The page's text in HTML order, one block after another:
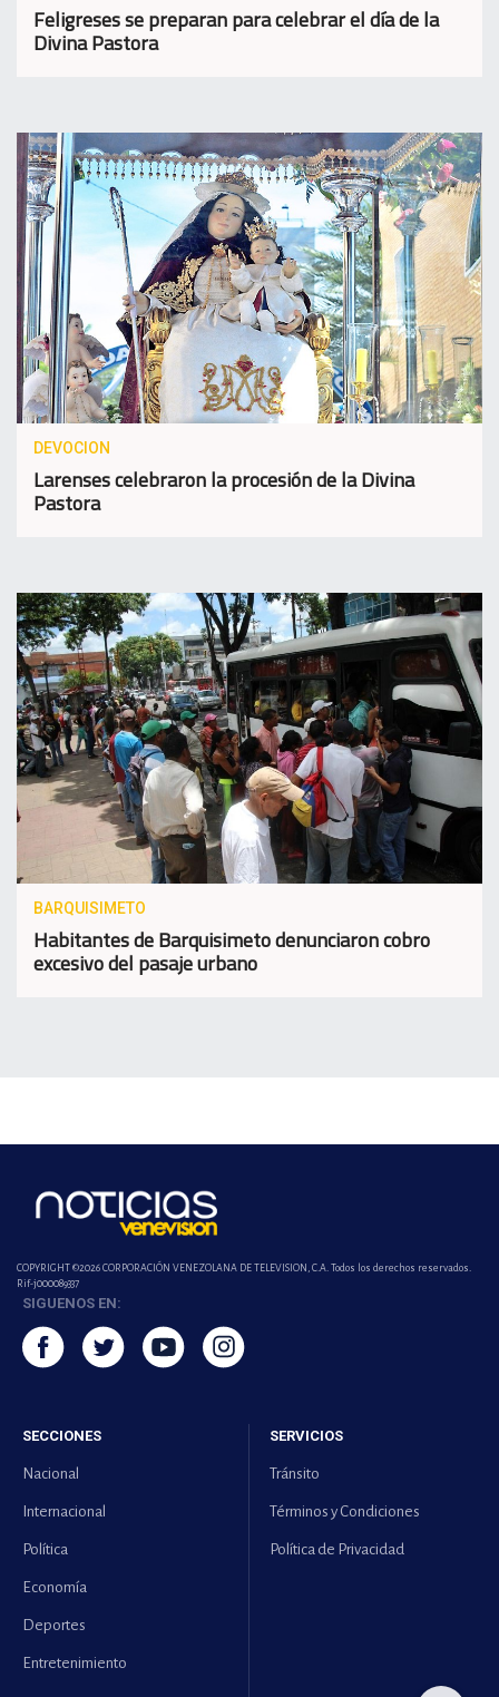
Feligreses se preparan para celebrar el día de la
Divina Pastora
DEVOCION
Larenses celebraron la procesión de la Divina
Pastora
BARQUISIMETO
Habitantes de Barquisimeto denunciaron cobro
excesivo del pasaje urbano
COPYRIGHT ©2026 CORPORACIÓN VENEZOLANA DE TELEVISION, C.A. Todos los derechos reservados.
Rif-j000089337
SIGUENOS EN:
SECCIONES
Nacional
Internacional
Política
Economía
Deportes
Entretenimiento
SERVICIOS
Tránsito
Términos y Condiciones
Política de Privacidad